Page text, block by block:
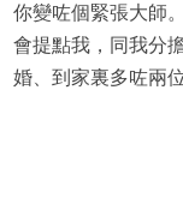
你變咗個緊張大師
會提點我，同我分
婚、到家裏多咗兩